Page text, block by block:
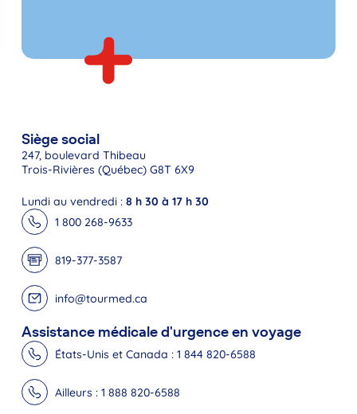
Siège social
247, boulevard Thibeau
Trois-Rivières (Québec) G8T 6X9
Lundi au vendredi : 8 h 30 à 17 h 30
1 800 268-9633
819-377-3587
info@tourmed.ca
Assistance médicale d'urgence en voyage
États-Unis et Canada : 1 844 820-6588
Ailleurs : 1 888 820-6588